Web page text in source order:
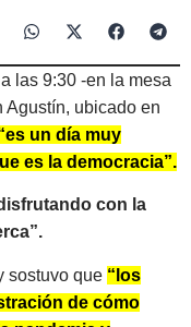
las 9:30 -en la mesa
Agustín, ubicado en
un día muy
es la democracia”.
con la
sostuvo que “los
de cómo